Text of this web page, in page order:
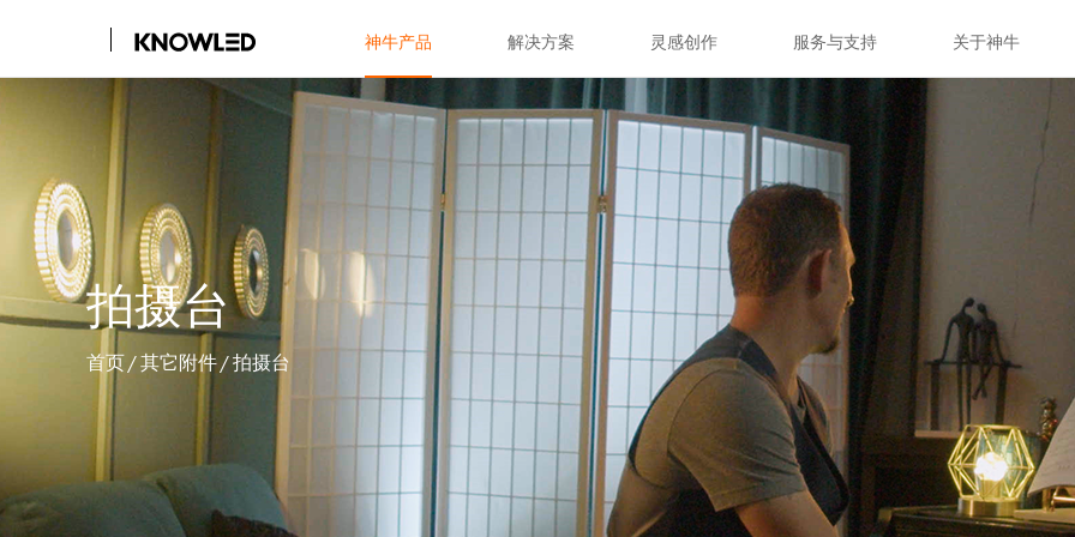
神牛产品 解决方案 灵感创作 服务与支持 关于神牛
拍摄台
首页/其它附件/拍摄台